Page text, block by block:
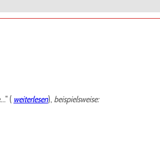
( weiterlesen),beispielsweise: